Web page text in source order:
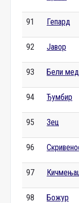
91 Гепард
92 Јавор
93 Бели
94 Ђумбир
95 Зец
96
97
98 Божур